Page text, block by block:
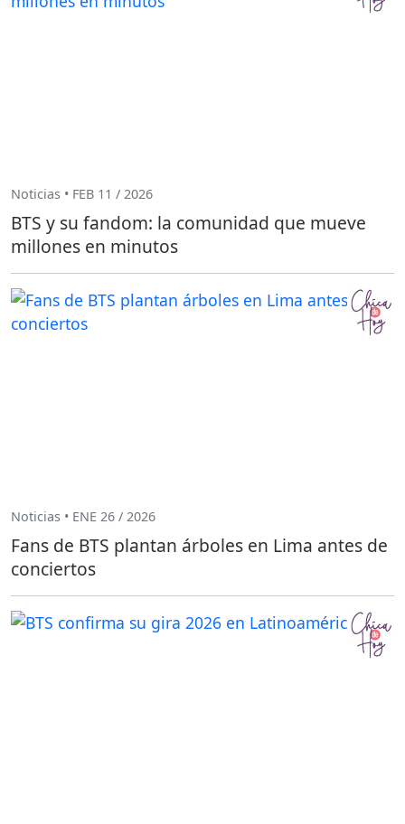
Noticias • FEB 11 / 2026
BTS y su fandom: la comunidad que mueve
millones en minutos
Noticias • ENE 26 / 2026
Fans de BTS plantan árboles en Lima antes de
conciertos